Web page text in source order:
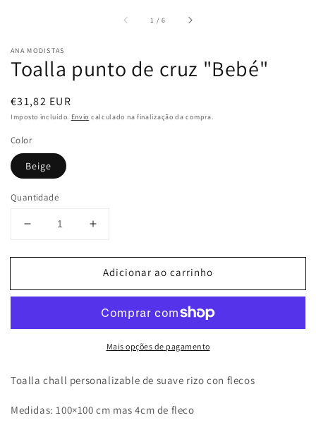
1 /de
6
ANA MODISTAS
Toalla punto de cruz "Bebé"
Preço
normal
€31,82 EUR
Imposto incluído. Envio calculado na finalização da compra.
Color
Beige
Quantidade
Diminuir
quantidade
Toalla
cruz
&quot;Bebé&quot;
Aumentar
quantidade
de
Toalla
de
cruz
&quot;Bebé&quot;
Adicionar ao carrinho
Mais opções de pagamento
Toalla chall personalizable de suave rizo con flecos
Medidas: 100×100 cm mas 4cm de fleco